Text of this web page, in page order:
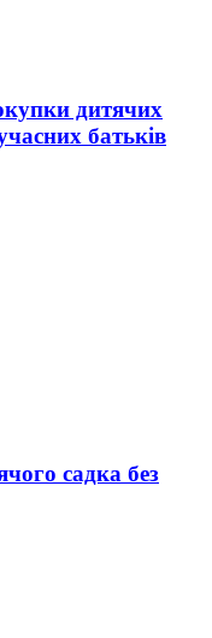
дитячих
батьків
садка без